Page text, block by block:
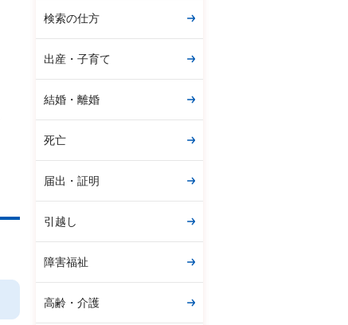
検索の仕方
出産・子育て
結婚・離婚
死亡
届出・証明
引越し
障害福祉
高齢・介護